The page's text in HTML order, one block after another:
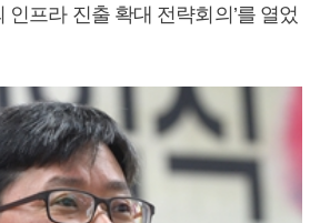
인프라 진출 확대 전략회의’를 열었